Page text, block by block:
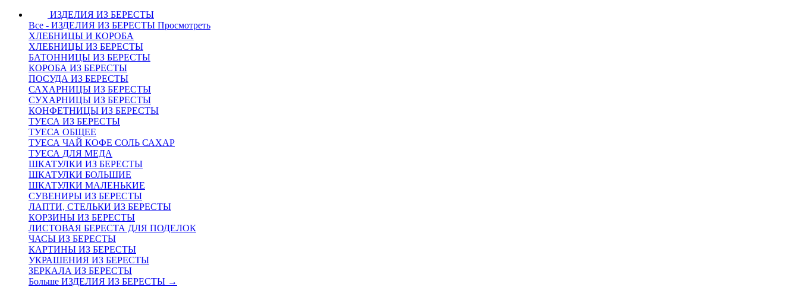
ИЗДЕЛИЯ ИЗ БЕРЕСТЫ
Все - ИЗДЕЛИЯ ИЗ БЕРЕСТЫ Просмотреть
ХЛЕБНИЦЫ И КОРОБА
ХЛЕБНИЦЫ ИЗ БЕРЕСТЫ
БАТОННИЦЫ ИЗ БЕРЕСТЫ
КОРОБА ИЗ БЕРЕСТЫ
ПОСУДА ИЗ БЕРЕСТЫ
САХАРНИЦЫ ИЗ БЕРЕСТЫ
СУХАРНИЦЫ ИЗ БЕРЕСТЫ
КОНФЕТНИЦЫ ИЗ БЕРЕСТЫ
ТУЕСА ИЗ БЕРЕСТЫ
ТУЕСА ОБЩЕЕ
ТУЕСА ЧАЙ КОФЕ СОЛЬ САХАР
ТУЕСА ДЛЯ МЕДА
ШКАТУЛКИ ИЗ БЕРЕСТЫ
ШКАТУЛКИ БОЛЬШИЕ
ШКАТУЛКИ МАЛЕНЬКИЕ
СУВЕНИРЫ ИЗ БЕРЕСТЫ
ЛАПТИ, СТЕЛЬКИ ИЗ БЕРЕСТЫ
КОРЗИНЫ ИЗ БЕРЕСТЫ
ЛИСТОВАЯ БЕРЕСТА ДЛЯ ПОДЕЛОК
ЧАСЫ ИЗ БЕРЕСТЫ
КАРТИНЫ ИЗ БЕРЕСТЫ
УКРАШЕНИЯ ИЗ БЕРЕСТЫ
ЗЕРКАЛА ИЗ БЕРЕСТЫ
Больше ИЗДЕЛИЯ ИЗ БЕРЕСТЫ →